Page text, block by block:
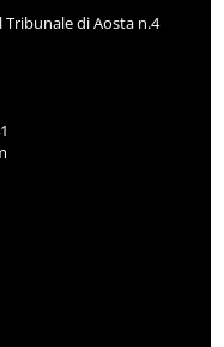
di Aosta n.4